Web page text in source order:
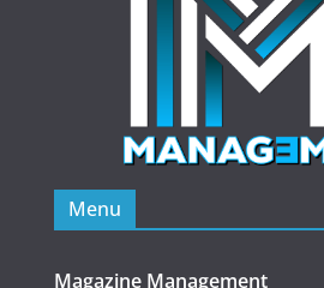
Menu
Magazine Management